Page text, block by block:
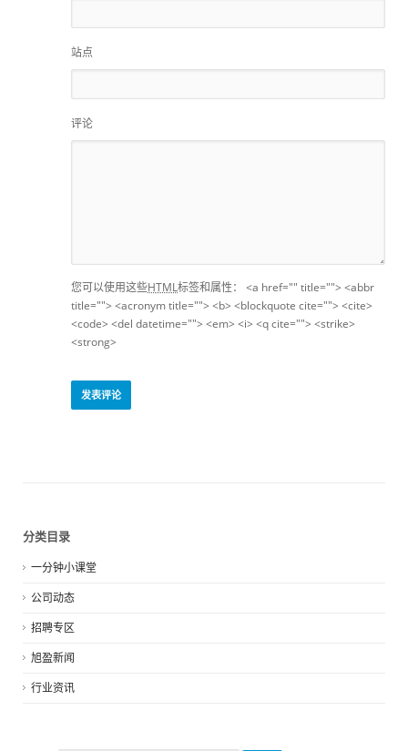
站点
评论
您可以使用这些HTML标签和属性： <a href="" title=""> <abbr
title=""> <acronym title=""> <b> <blockquote cite=""> <cite>
<code> <del datetime=""> <em> <i> <q cite=""> <strike>
<strong>
分类目录
一分钟小课堂
公司动态
招聘专区
旭盈新闻
行业资讯